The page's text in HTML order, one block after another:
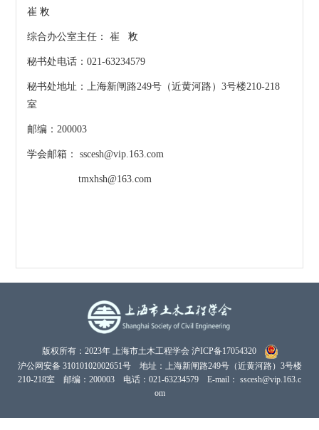
崔 敉
综合办公室主任： 崔 敉
秘书处电话：021-63234579
秘书处地址：上海新闸路249号（近黄河路）3号楼210-218
室
邮编：200003
学会邮箱： sscesh@vip.163.com
tmxhsh@163.com
版权所有：2023年 上海市土木工程学会 沪ICP备17054320
沪公网安备 31010102002651号地址：上海新闸路249号（近黄河路）3号楼
210-218室 邮编：200003 电话：021-63234579 E-mail： sscesh@vip.163.c
om